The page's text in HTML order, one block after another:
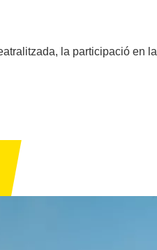
la participació en la